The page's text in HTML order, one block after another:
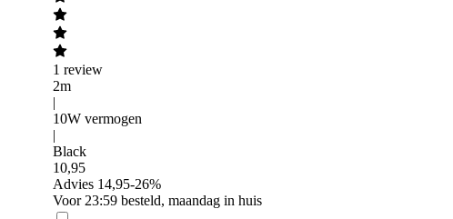
1 review
2m
|
10W vermogen
|
Black
10,95
Advies 14,95-26%
Voor 23:59 besteld, maandag in huis